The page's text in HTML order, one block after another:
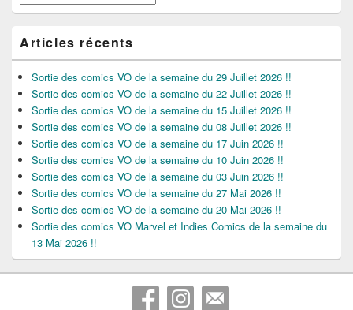
Articles récents
Sortie des comics VO de la semaine du 29 Juillet 2026 !!
Sortie des comics VO de la semaine du 22 Juillet 2026 !!
Sortie des comics VO de la semaine du 15 Juillet 2026 !!
Sortie des comics VO de la semaine du 08 Juillet 2026 !!
Sortie des comics VO de la semaine du 17 Juin 2026 !!
Sortie des comics VO de la semaine du 10 Juin 2026 !!
Sortie des comics VO de la semaine du 03 Juin 2026 !!
Sortie des comics VO de la semaine du 27 Mai 2026 !!
Sortie des comics VO de la semaine du 20 Mai 2026 !!
Sortie des comics VO Marvel et Indies Comics de la semaine du
13 Mai 2026 !!